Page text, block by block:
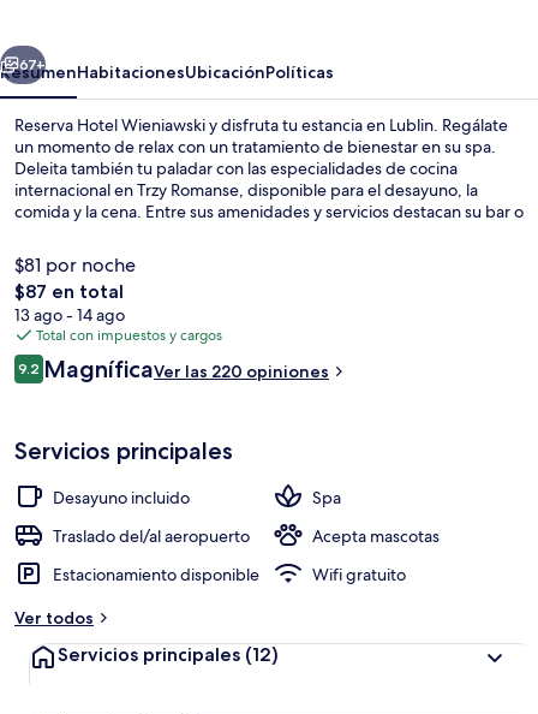
Siguiente
67+
ResumenHabitacionesUbicaciónPolíticas
Reserva Hotel Wieniawski y disfruta tu estancia en Lublin. Regálate
un momento de relax con un tratamiento de bienestar en su spa.
Deleita también tu paladar con las especialidades de cocina
internacional en Trzy Romanse, disponible para el desayuno, la
comida y la cena. Entre sus amenidades y servicios destacan su bar o
$81 por noche
El
precio
total
es
de
$87 en total
13 ago - 14 ago
Total con impuestos y cargos
Opiniones
9.29.2 de 10,
MagníficaVer las 220 opiniones
Servicios principales
Desayuno incluido
Spa
Traslado del/al aeropuerto
Acepta mascotas
Estacionamiento disponible
Wifi gratuito
Ver todos
Servicios principales (12)